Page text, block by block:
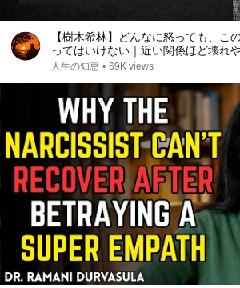
【樹木希林】どんなに怒っても、こ
ってはいけない｜近い関係ほど壊れ
人生の知恵 • 69K views